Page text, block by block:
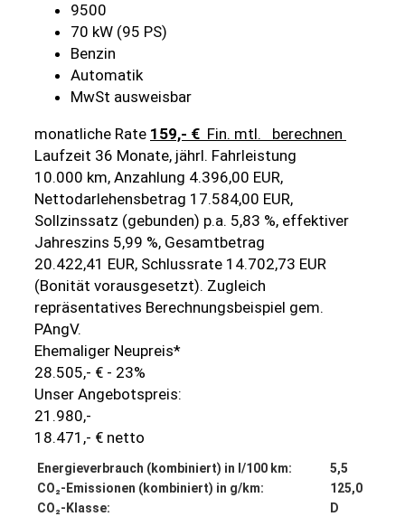
9500
70 kW (95 PS)
Benzin
Automatik
MwSt ausweisbar
monatliche Rate 159,- € Fin. mtl.
berechnen
Laufzeit 36 Monate, jährl. Fahrleistung
10.000 km, Anzahlung 4.396,00 EUR,
Nettodarlehensbetrag 17.584,00 EUR,
Sollzinssatz (gebunden) p.a. 5,83 %, effektiver
Jahreszins 5,99 %, Gesamtbetrag
20.422,41 EUR, Schlussrate 14.702,73 EUR
(Bonität vorausgesetzt). Zugleich
repräsentatives Berechnungsbeispiel gem.
PAngV.
Ehemaliger Neupreis*
28.505,- € - 23%
Unser Angebotspreis:
21.980,-
18.471,- € netto
Energieverbrauch (kombiniert) in l/100 km:
5,5
CO₂-Emissionen (kombiniert) in g/km:
125,0
CO₂-Klasse:
D